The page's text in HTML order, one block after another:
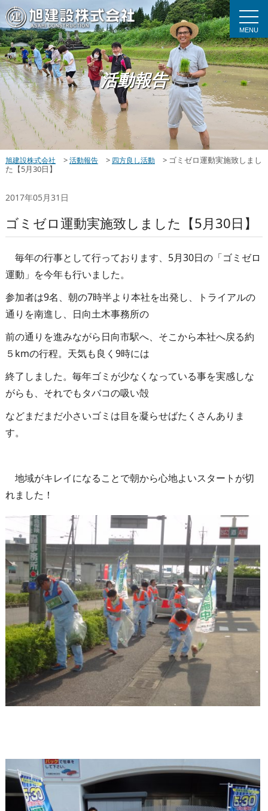
MENU
活動報告
旭建設株式会社 > 活動報告 > 四方良し活動 > ゴミゼロ運動実施致しまし
た【5月30日】
2017年05月31日
ゴミゼロ運動実施致しました【5月30日】
毎年の行事として行っております、5月30日の「ゴミゼロ
運動」を今年も行いました。
参加者は9名、朝の7時半より本社を出発し、トライアルの
通りを南進し、日向土木事務所の
前の通りを進みながら日向市駅へ、そこから本社へ戻る約
５kmの行程。天気も良く9時には
終了しました。毎年ゴミが少なくなっている事を実感しな
がらも、それでもタバコの吸い殻
などまだまだ小さいゴミは目を凝らせばたくさんありま
す。
地域がキレイになることで朝から心地よいスタートが切
れました！